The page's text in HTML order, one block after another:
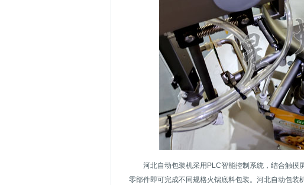
河北自动包装机采用PLC智能控制系统，结合触摸
零部件即可完成不同规格火锅底料包装。河北自动包